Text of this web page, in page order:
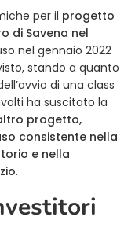
per il progetto
di Savena nel
nel gennaio 2022
stando a quanto
di una class
ha suscitato la
progetto,
consistente nella
e nella
.